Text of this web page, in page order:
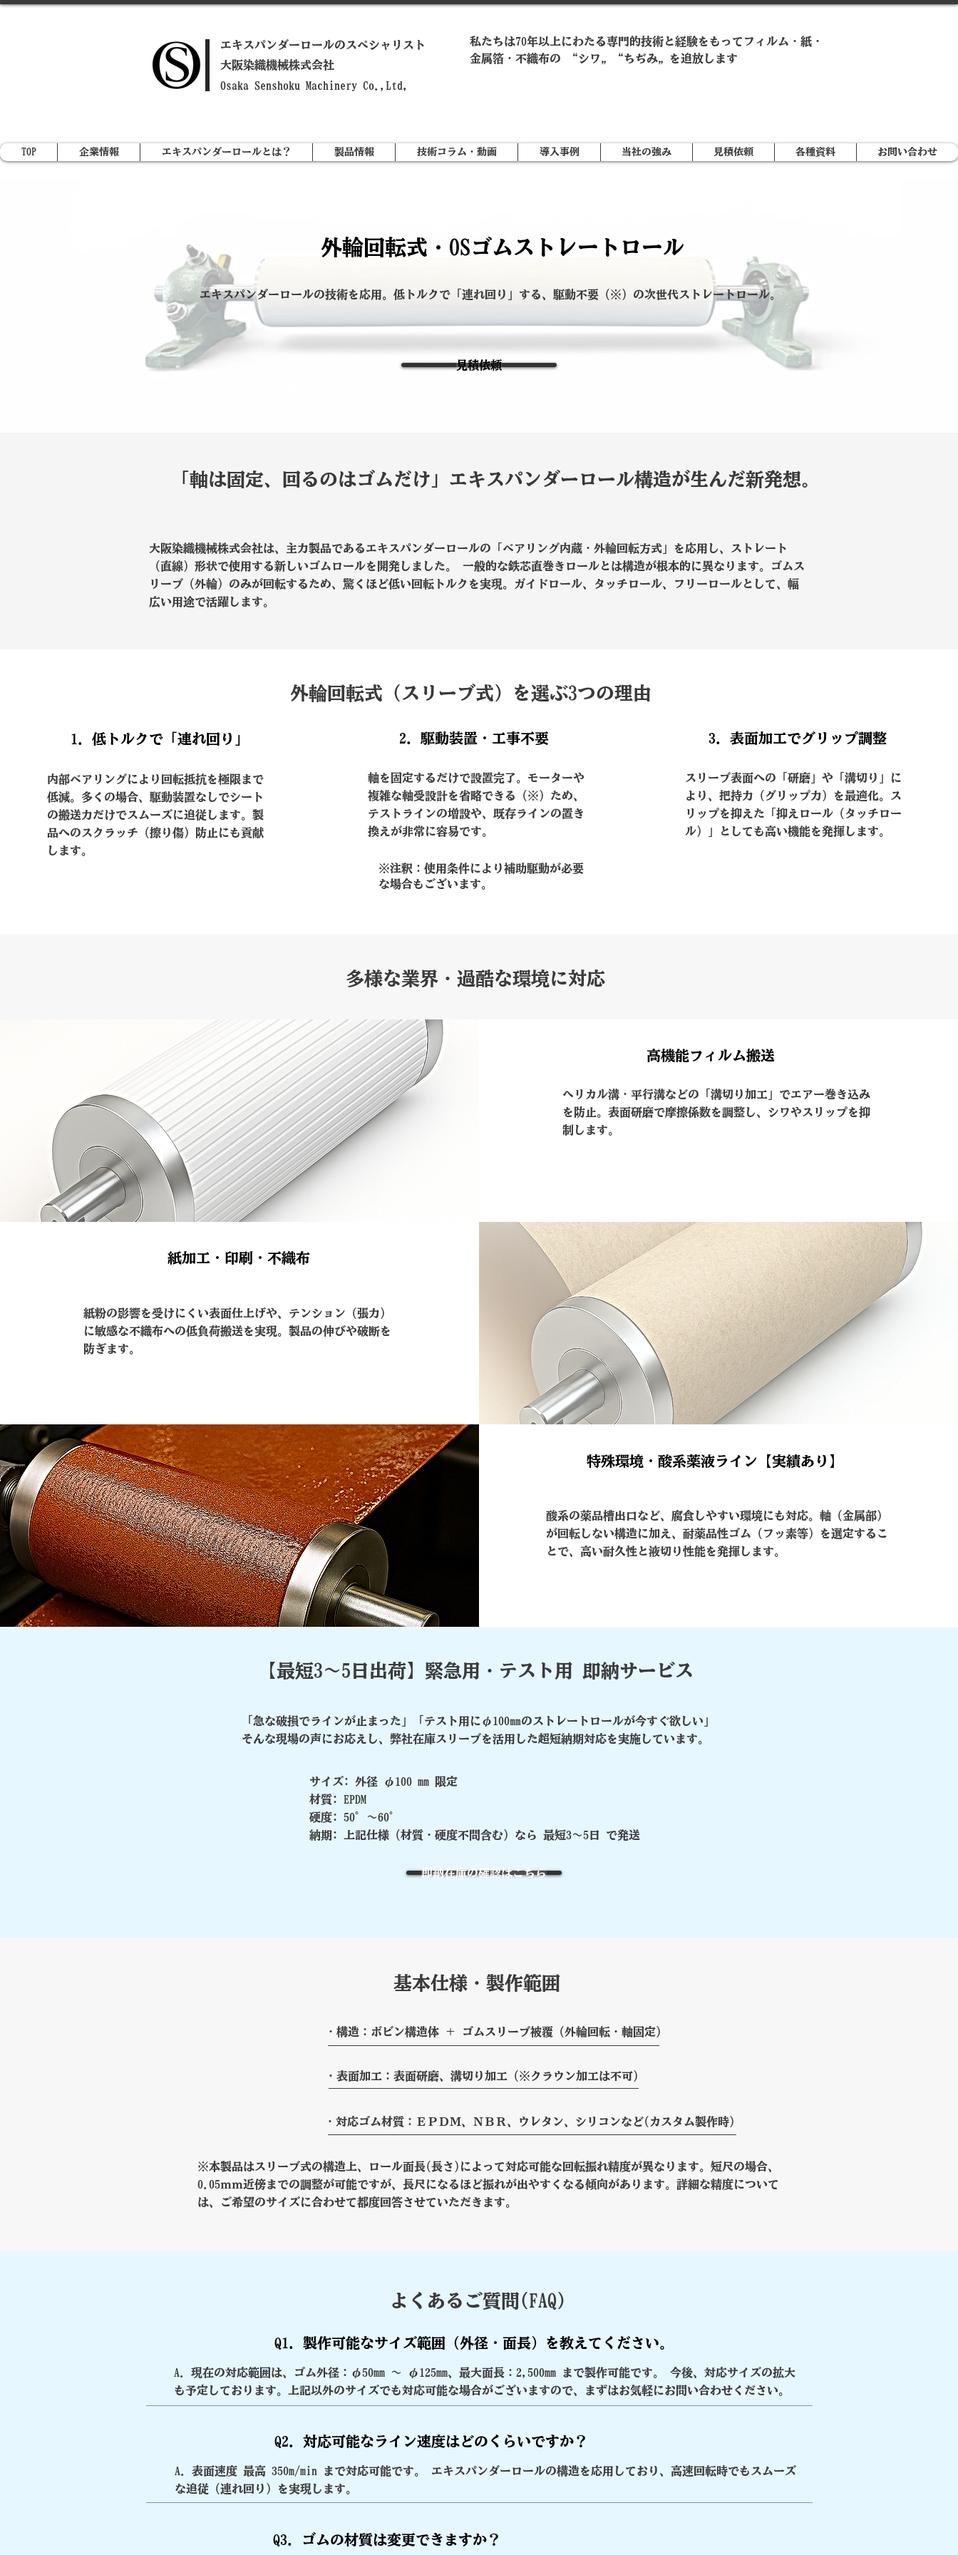
​エキスパンダーロールのスペシャリスト
​大阪染織機械株式会社
私たちは70年以上にわたる専門的技術と経験をもってフィルム・紙・
金属箔・不織布の “シワ„ “ちぢみ„ を追放します
​Osaka Senshoku Machinery Co.,Ltd,
TOP 企業情報 エキスパンダーロールとは？ 製品情報 技術コラム・動画 導入事例 当社の強み 見積依頼 各種資料 お問い合わせ
外輪回転式・OSゴムストレートロール
エキスパンダーロールの技術を応用。低トルクで「連れ回り」する、駆動不要（※）の次世代ストレートロール。
見積依頼
「軸は固定、回るのはゴムだけ」エキスパンダーロール構造が生んだ新発想。
大阪染織機械株式会社は、主力製品であるエキスパンダーロールの「ベアリング内蔵・外輪回転方式」を応用し、ストレート
（直線）形状で使用する新しいゴムロールを開発しました。 一般的な鉄芯直巻きロールとは構造が根本的に異なります。ゴムス
リーブ（外輪）のみが回転するため、驚くほど低い回転トルクを実現。ガイドロール、タッチロール、フリーロールとして、幅
広い用途で活躍します。
外輪回転式（スリーブ式）を選ぶ3つの理由
1. 低トルクで「連れ回り」
内部ベアリングにより回転抵抗を極限まで
低減。多くの場合、駆動装置なしでシート
の搬送力だけでスムーズに追従します。製
品へのスクラッチ（擦り傷）防止にも貢献
します。
2. 駆動装置・工事不要
軸を固定するだけで設置完了。モーターや
複雑な軸受設計を省略できる（※）ため、
テストラインの増設や、既存ラインの置き
換えが非常に容易です。
※注釈：使用条件により補助駆動が必要
な場合もございます。
3．表面加工でグリップ調整
スリーブ表面への「研磨」や「溝切り」に
より、把持力（グリップ力）を最適化。ス
リップを抑えた「抑えロール（タッチロー
ル）」としても高い機能を発揮します。
多様な業界・過酷な環境に対応
高機能フィルム搬送
ヘリカル溝・平行溝などの「溝切り加工」でエアー巻き込み
を防止。表面研磨で摩擦係数を調整し、シワやスリップを抑
制します。
紙加工・印刷・不織布
紙粉の影響を受けにくい表面仕上げや、テンション（張力）
に敏感な不織布への低負荷搬送を実現。製品の伸びや破断を
防ぎます。
特殊環境・酸系薬液ライン【実績あり】
酸系の薬品槽出口など、腐食しやすい環境にも対応。軸（金属部）
が回転しない構造に加え、耐薬品性ゴム（フッ素等）を選定するこ
とで、高い耐久性と液切り性能を発揮します。
【最短3～5日出荷】緊急用・テスト用 即納サービス
「急な破損でラインが止まった」「テスト用にφ100㎜のストレートロールが今すぐ欲しい」
そんな現場の声にお応えし、弊社在庫スリーブを活用した超短納期対応を実施しています。
サイズ: 外径 φ100 mm 限定
材質: EPDM
硬度: 50°～60°
納期: 上記仕様（材質・硬度不問含む）なら 最短3～5日 で発送
即納在庫の確認はこちら
基本仕様・製作範囲
・構造：ボビン構造体 ＋ ゴムスリーブ被覆（外輪回転・軸固定）
・表面加工：表面研磨、溝切り加工（※クラウン加工は不可）
・対応ゴム材質：ＥＰＤＭ、ＮＢＲ、ウレタン、シリコンなど(カスタム製作時)
​※本製品はスリーブ式の構造上、ロール面長(長さ)によって対応可能な回転振れ精度が異なります。短尺の場合、
0.05ｍｍ近傍までの調整が可能ですが、長尺になるほど振れが出やすくなる傾向があります。詳細な精度について
は、ご希望のサイズに合わせて都度回答させていただきます。
​よくあるご質問(FAQ)
Q1. 製作可能なサイズ範囲（外径・面長）を教えてください。
A. 現在の対応範囲は、ゴム外径：φ50mm ～ φ125mm、最大面長：2,500mm まで製作可能です。 今後、対応サイズの拡大
も予定しております。上記以外のサイズでも対応可能な場合がございますので、まずはお気軽にお問い合わせください。
Q2. 対応可能なライン速度はどのくらいですか？
A. 表面速度 最高 350m/min まで対応可能です。 エキスパンダーロールの構造を応用しており、高速回転時でもスムーズ
な追従（連れ回り）を実現します。
Q3. ゴムの材質は変更できますか？